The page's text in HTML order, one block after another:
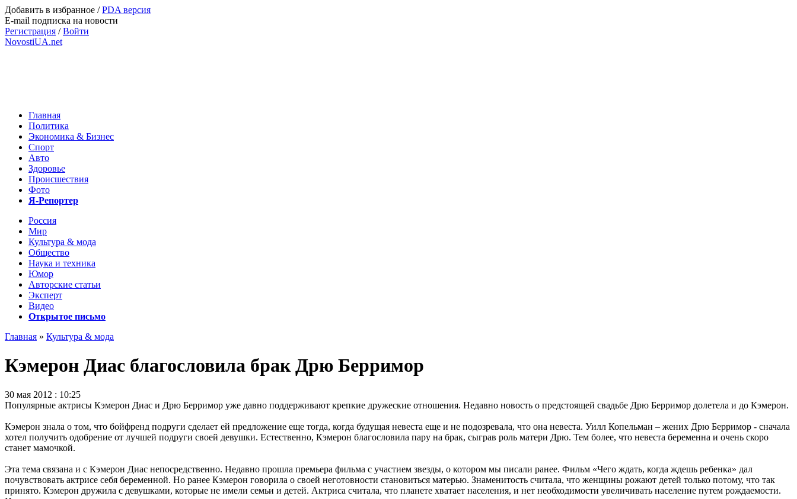
Добавить в избранное /PDA версия
E-mail подписка на новости
Регистрация /Войти
NovostiUA.net
Главная
Политика
Экономика & Бизнес
Спорт
Авто
Здоровье
Происшествия
Фото
Я-Репортер
Россия
Мир
Культура & мода
Общество
Наука и техника
Юмор
Авторские статьи
Эксперт
Видео
Открытое письмо
Главная » Культура & мода
Кэмерон Диас благословила брак Дрю Берримор
30 мая 2012 : 10:25
Популярные актрисы Кэмерон Диас и Дрю Берримор уже давно поддерживают крепкие дружеские отношения. Недавно новость о предстоящей свадьбе Дрю Берримор долетела и до Кэмерон.
Кэмерон знала о том, что бойфренд подруги сделает ей предложение еще тогда, когда будущая невеста еще и не подозревала, что она невеста. Уилл Копельман – жених Дрю Берримор - сначала
хотел получить одобрение от лучшей подруги своей девушки. Естественно, Кэмерон благословила пару на брак, сыграв роль матери Дрю. Тем более, что невеста беременна и очень скоро
станет мамочкой.
Эта тема связана и с Кэмерон Диас непосредственно. Недавно прошла премьера фильма с участием звезды, о котором мы писали ранее. Фильм «Чего ждать, когда ждешь ребенка» дал
почувствовать актрисе себя беременной. Но ранее Кэмерон говорила о своей неготовности становиться матерью. Знаменитость считала, что женщины рожают детей только потому, что так
принято. Кэмерон дружила с девушками, которые не имели семьи и детей. Актриса считала, что планете хватает населения, и нет необходимости увеличивать население путем рождаемости.